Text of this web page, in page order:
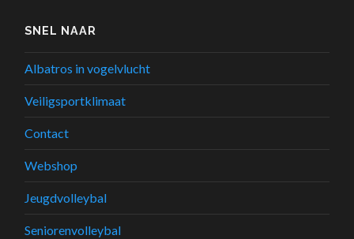
SNEL NAAR
Albatros in vogelvlucht
Veiligsportklimaat
Contact
Webshop
Jeugdvolleybal
Seniorenvolleybal